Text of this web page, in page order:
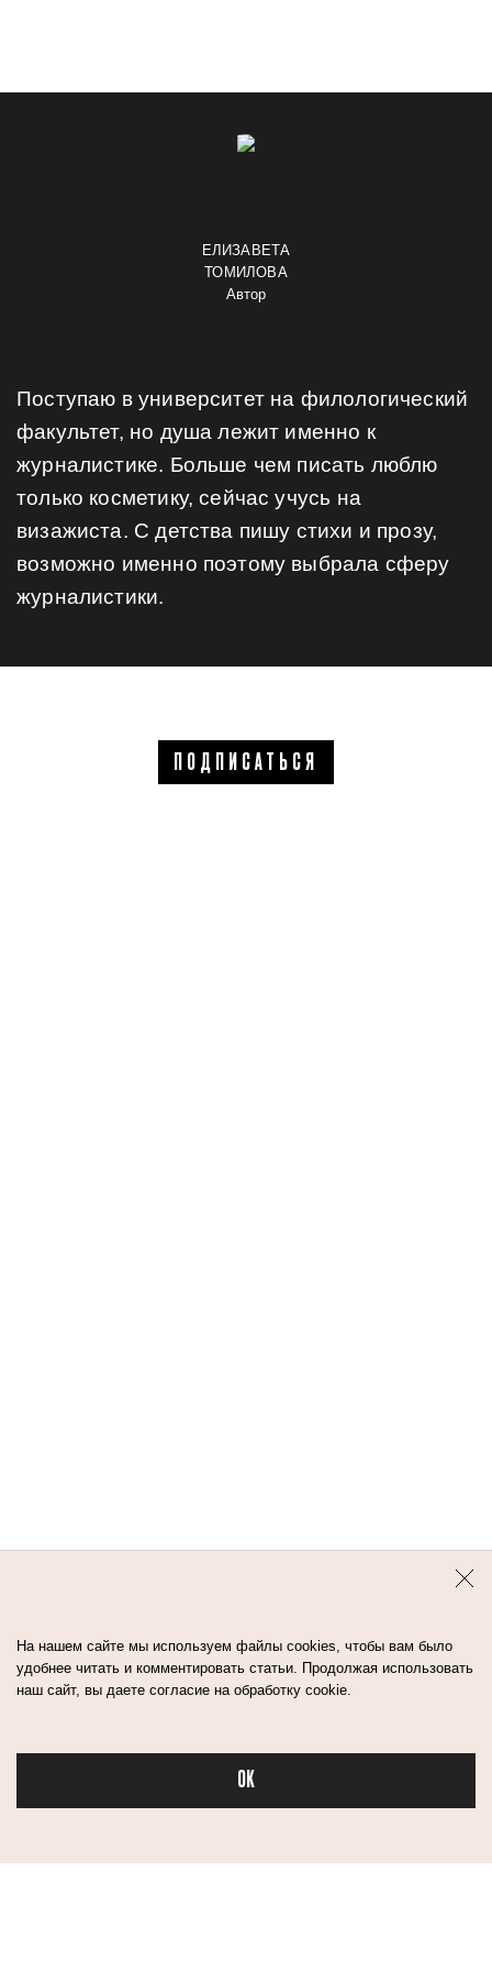
Поступаю в университет на филологический
факультет, но душа лежит именно к
журналистике. Больше чем писать люблю
только косметику, сейчас учусь на
визажиста. С детства пишу стихи и прозу,
возможно именно поэтому выбрала сферу
журналистики.
ЕЛИЗАВЕТА
ТОМИЛОВА
Автор
ПОДПИСАТЬСЯ
На нашем сайте мы используем файлы cookies, чтобы вам было
удобнее читать и комментировать статьи. Продолжая использовать
наш сайт, вы даете согласие на обработку cookie.
OK